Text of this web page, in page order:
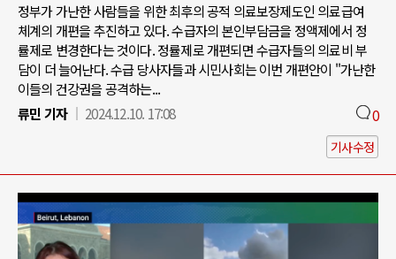
정부가 가난한 사람들을 위한 최후의 공적 의료보장제도인 의료급여
체계의 개편을 추진하고 있다. 수급자의 본인부담금을 정액제에서 정
률제로 변경한다는 것이다. 정률제로 개편되면 수급자들의 의료비 부
담이 더 늘어난다. 수급 당사자들과 시민사회는 이번 개편안이 "가난한
이들의 건강권을 공격하는...
류민 기자
2024.12.10. 17:08 0
기사수정